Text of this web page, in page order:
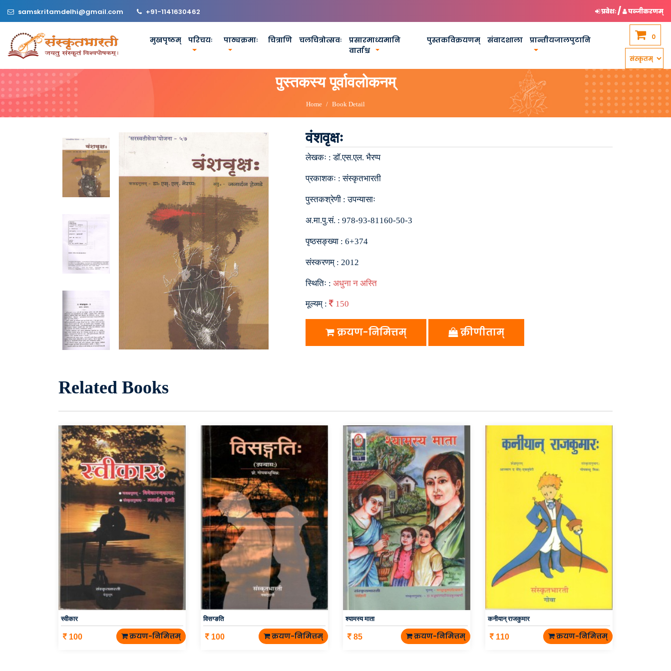
samskritamdelhi@gmail.com +91-1141630462 प्रवेशः/ पञ्जीकरणम्
मुखपृष्ठम् परिचयः पाठ्यक्रमाः चित्राणि चलचित्रोत्सवः
प्रसारमाध्यमानि
वार्ताश्च
पुस्तकविक्रयणम् संवादशाला प्रान्तीयजालपुटानि 0
पुस्तकस्य पूर्वावलोकनम्
Home Book Detail
वंशवृक्षः
लेखकः :डॉ.एस.एल. भैरप्प
प्रकाशकः :संस्कृतभारती
पुस्तकश्रेणी :उपन्यासाः
अ.मा.पु.सं. : 978-93-81160-50-3
पृष्ठसङ्ख्या : 6+374
संस्करणम् : 2012
स्थितिः : अधुना न अस्ति
मूल्यम् : 150
क्रयण-निमित्तम् क्रीणीताम्
Related Books
स्वीकार
100 क्रयण-निमित्तम्
विसग्ङति
100 क्रयण-निमित्तम्
श्यामस्य माता
85 क्रयण-निमित्तम्
कनीयान् राजकुमार
110 क्रयण-निमित्तम्